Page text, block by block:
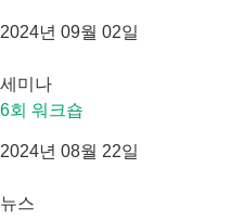
2024년 09월 02일
세미나
6회 워크숍
2024년 08월 22일
뉴스